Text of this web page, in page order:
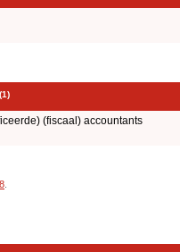
(1)
(fiscaal) accountants